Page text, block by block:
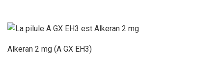
Alkeran 2 mg (A GX EH3)